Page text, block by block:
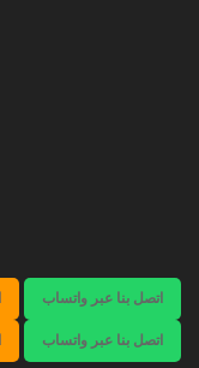
اتصل بنا عبر واتساب
اتصل بنا عبر واتساب